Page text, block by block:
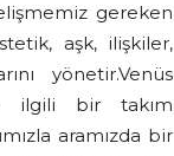
gereken
aşk, ilişkiler,
yönetir.Venüs
ilgili bir takım
aramızda bir